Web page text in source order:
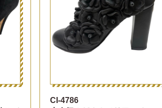
CI-4786